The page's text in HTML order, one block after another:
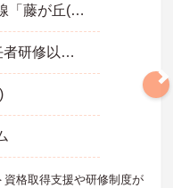
東急田園都市線「藤が丘(神奈川)駅」徒歩4分
■介護職員初任者研修以上 ※無資格の方も応募可（資格支援制度あり）
資格取得支援や研修制度が